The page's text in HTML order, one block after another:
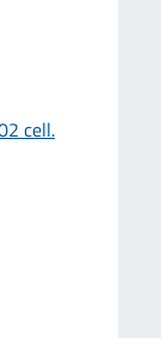
cell.